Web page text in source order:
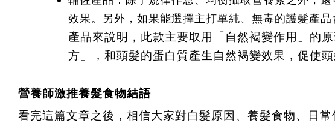
效果。另外，如果能選擇主打單純、無毒的護髮產品
產品來說明，此款主要取用「自然褐變作用」的
方」，和頭髮的蛋白質產生自然褐變效果，促使頭
營養師激推養髮食物結語
看完這篇文章之後，相信大家對白髮原因、養髮食物、日